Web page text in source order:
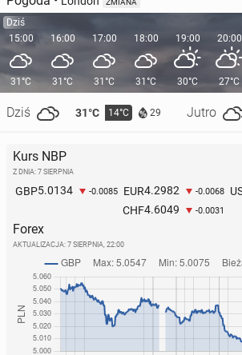
ZMIANA
Dziś
15:00
31°C
Dziś 31°C 14°C 29 Jutro
16:00
31°C
17:00
31°C
18:00
31°C
19:00
30°C
20:00
27°C
Kurs NBP
Z DNIA: 7 SIERPNIA
GBP5.0134 -0.0085 EUR4.2982 -0.0068
CHF4.6049 -0.0031
Forex
AKTUALIZACJA: 7 SIERPNIA, 22:00